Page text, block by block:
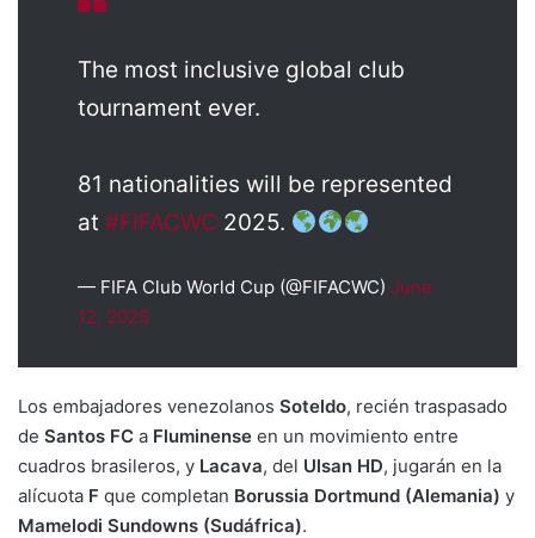
The most inclusive global club
tournament ever.
81 nationalities will be represented
at #FIFACWC 2025.
— FIFA Club World Cup (@FIFACWC) June
12, 2025
Los embajadores venezolanos Soteldo, recién traspasado
de Santos FC a Fluminense en un movimiento entre
cuadros brasileros, y Lacava, del Ulsan HD, jugarán en la
alícuota F que completan Borussia Dortmund (Alemania) y
Mamelodi Sundowns (Sudáfrica).